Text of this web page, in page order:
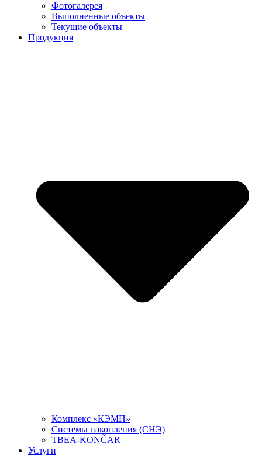
Фотогалерея
Выполненные объекты
Текущие объекты
Продукция
Комплекс «КЭМП»
Системы накопления (СНЭ)
TBEA-KONČAR
Услуги